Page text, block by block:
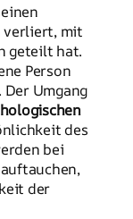
verliert, mit
geteilt hat.
Person
. Der Umgang
des
bei
der